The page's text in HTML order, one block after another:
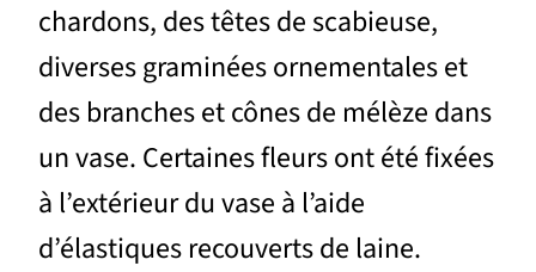
chardons, des têtes de scabieuse,
diverses graminées ornementales et
des branches et cônes de mélèze dans
un vase. Certaines fleurs ont été fixées
à l’extérieur du vase à l’aide
d’élastiques recouverts de laine.